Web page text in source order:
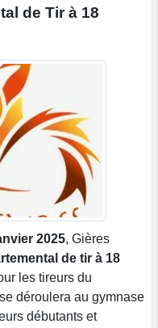
de Tir à 18
2025, Gières
de tir à 18
les tireurs du
déroulera au gymnase
débutants et